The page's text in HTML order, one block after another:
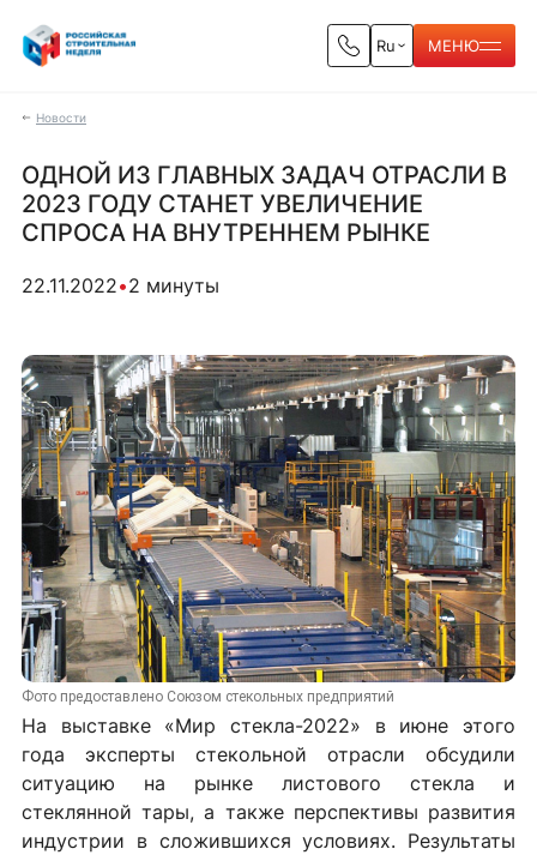
Ru МЕНЮ
Новости
ОДНОЙ ИЗ ГЛАВНЫХ ЗАДАЧ ОТРАСЛИ В
2023 ГОДУ СТАНЕТ УВЕЛИЧЕНИЕ
СПРОСА НА ВНУТРЕННЕМ РЫНКЕ
22.11.2022•2 минуты
Фото предоставлено Союзом стекольных предприятий
На выставке «Мир стекла-2022» в июне этого
года эксперты стекольной отрасли обсудили
ситуацию на рынке листового стекла и
стеклянной тары, а также перспективы развития
индустрии в сложившихся условиях. Результаты